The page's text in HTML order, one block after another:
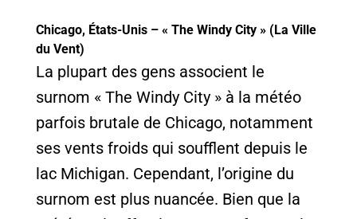
Chicago, États-Unis – « The Windy City » (La Ville
du Vent)
La plupart des gens associent le
surnom « The Windy City » à la météo
parfois brutale de Chicago, notamment
ses vents froids qui soufflent depuis le
lac Michigan. Cependant, l’origine du
surnom est plus nuancée. Bien que la